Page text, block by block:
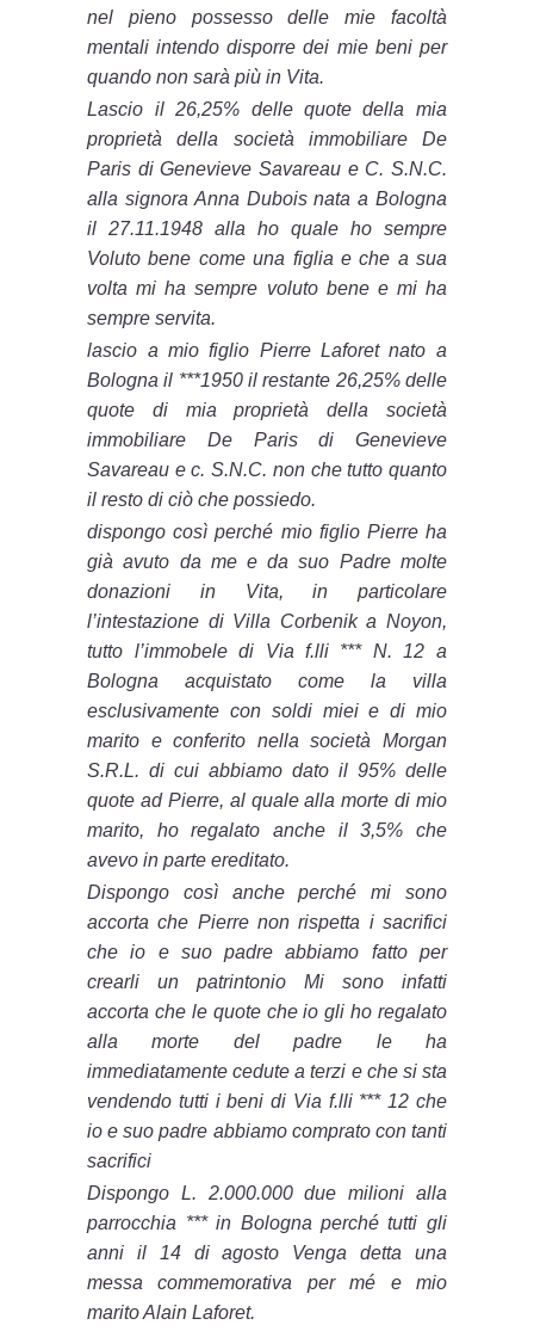
nel pieno possesso delle mie facoltà
mentali intendo disporre dei mie beni per
quando non sarà più in Vita.
Lascio il 26,25% delle quote della mia
proprietà della società immobiliare De
Paris di Genevieve Savareau e C. S.N.C.
alla signora Anna Dubois nata a Bologna
il 27.11.1948 alla ho quale ho sempre
Voluto bene come una figlia e che a sua
volta mi ha sempre voluto bene e mi ha
sempre servita.
lascio a mio figlio Pierre Laforet nato a
Bologna il ***1950 il restante 26,25% delle
quote di mia proprietà della società
immobiliare De Paris di Genevieve
Savareau e c. S.N.C. non che tutto quanto
il resto di ciò che possiedo.
dispongo così perché mio figlio Pierre ha
già avuto da me e da suo Padre molte
donazioni in Vita, in particolare
l’intestazione di Villa Corbenik a Noyon,
tutto l’immobele di Via f.lli *** N. 12 a
Bologna acquistato come la villa
esclusivamente con soldi miei e di mio
marito e conferito nella società Morgan
S.R.L. di cui abbiamo dato il 95% delle
quote ad Pierre, al quale alla morte di mio
marito, ho regalato anche il 3,5% che
avevo in parte ereditato.
Dispongo così anche perché mi sono
accorta che Pierre non rispetta i sacrifici
che io e suo padre abbiamo fatto per
crearli un patrintonio Mi sono infatti
accorta che le quote che io gli ho regalato
alla morte del padre le ha
immediatamente cedute a terzi e che si sta
vendendo tutti i beni di Via f.lli *** 12 che
io e suo padre abbiamo comprato con tanti
sacrifici
Dispongo L. 2.000.000 due milioni alla
parrocchia *** in Bologna perché tutti gli
anni il 14 di agosto Venga detta una
messa commemorativa per mé e mio
marito Alain Laforet.